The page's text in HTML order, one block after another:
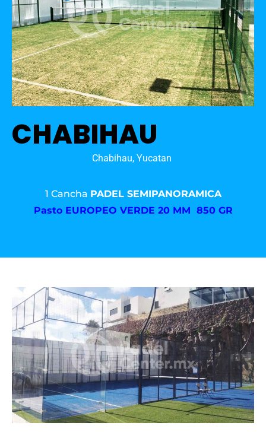
CHABIHAU
Chabihau, Yucatan
1 Cancha PADEL SEMIPANORAMICA
Pasto EUROPEO VERDE 20 MM 850 GR